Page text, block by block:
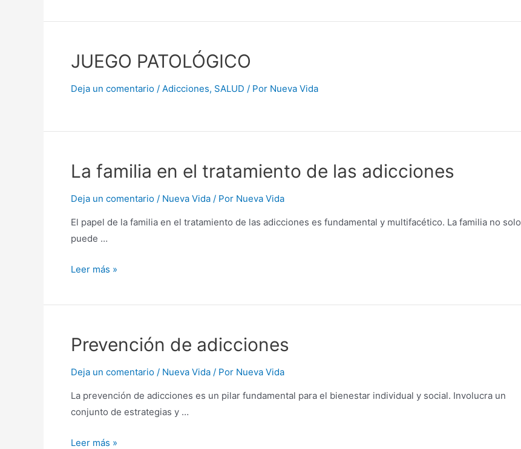
JUEGO PATOLÓGICO
Deja un comentario / Adicciones, SALUD / Por Nueva Vida
La familia en el tratamiento de las adicciones
Deja un comentario / Nueva Vida / Por Nueva Vida
El papel de la familia en el tratamiento de las adicciones es fundamental y multifacético. La familia no solo
puede …
Leer más »
Prevención de adicciones
Deja un comentario / Nueva Vida / Por Nueva Vida
La prevención de adicciones es un pilar fundamental para el bienestar individual y social. Involucra un
conjunto de estrategias y …
Leer más »